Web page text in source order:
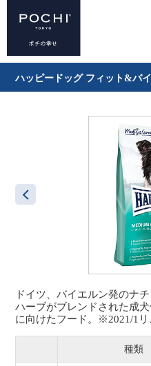
ハッピードッグ フィット&バ
ドイツ、バイエルン発のナ
ハーブがブレンドされた成
に向けたフード。※2021/1リ
種類